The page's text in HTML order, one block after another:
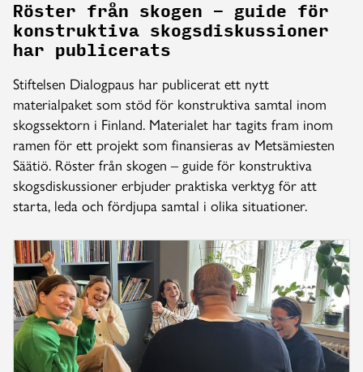
Röster från skogen – guide för
konstruktiva skogsdiskussioner
har publicerats
Stiftelsen Dialogpaus har publicerat ett nytt
materialpaket som stöd för konstruktiva samtal inom
skogssektorn i Finland. Materialet har tagits fram inom
ramen för ett projekt som finansieras av Metsämiesten
Säätiö. Röster från skogen – guide för konstruktiva
skogsdiskussioner erbjuder praktiska verktyg för att
starta, leda och fördjupa samtal i olika situationer.